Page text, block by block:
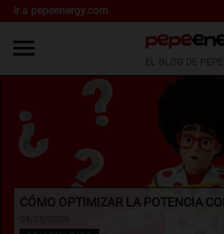
Ir a pepeenergy.com
CÓMO OPTIMIZAR LA POTENCIA